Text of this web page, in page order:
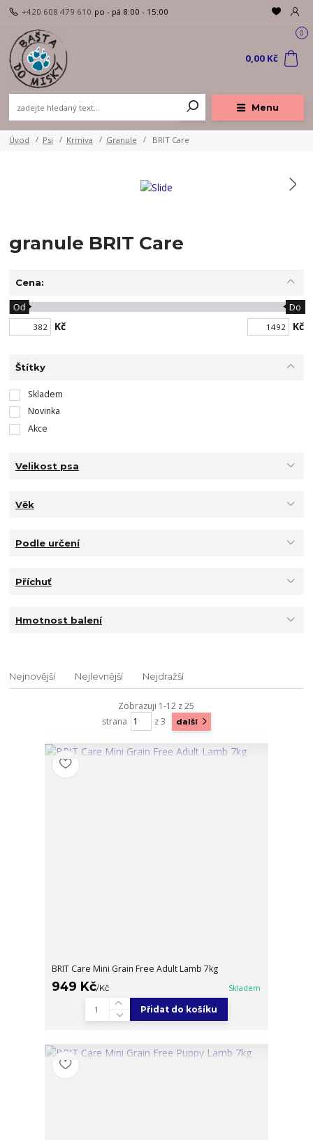
Menu
+420 608 479 610 po - pá 8:00 - 15:00
0
0,00 Kč
Úvod Psi Krmiva Granule BRIT Care
granule BRIT Care
Cena:
Kč
Od Do
Kč
Štítky
Skladem
Novinka
Akce
Velikost psa
Věk
Podle určení
Příchuť
Hmotnost balení
Nejnovější Nejlevnější Nejdražší
Zobrazuji 1-12 z 25
strana
z 3 další
BRIT Care Mini Grain Free Adult Lamb 7kg
949 Kč/Kč Skladem
Přidat do košíku